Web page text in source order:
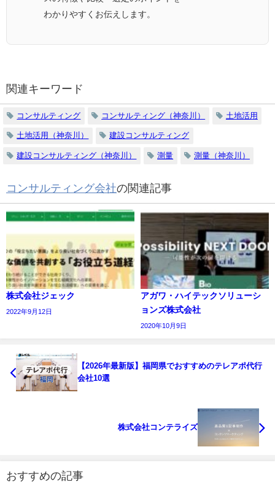
わかりやすくお伝えします。
関連キーワード
コンサルティング コンサルティング（神奈川） 土地活用
土地活用（神奈川） 建設コンサルティング
建設コンサルティング（神奈川） 測量 測量（神奈川）
コンサルティング会社の関連記事
株式会社ジェック
2022年9月12日
アガワ・ハイテックソリューシ
ョンズ株式会社
2020年10月9日
【2026年最新版】福岡県でおすすめのテレアポ代行
会社10選
株式会社コンテライズ
おすすめの記事